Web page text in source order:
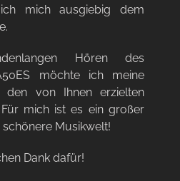
mich ausgiebig dem
Hören des
möchte ich meine
den von Ihnen erzielten
mich ist es ein großer
Musikwelt!
Dank dafür!